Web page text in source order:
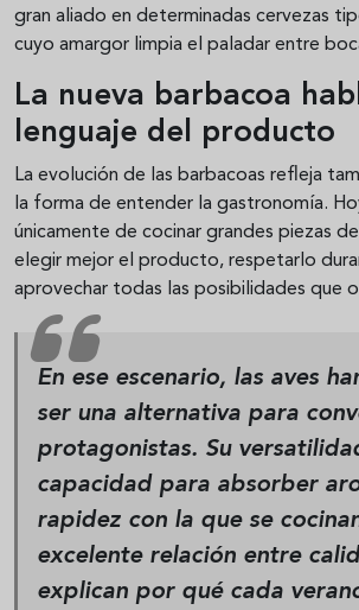
gran aliado en determinadas cervezas
cuyo amargor limpia el paladar entre
La nueva barbacoa
lenguaje del producto
La evolución de las barbacoas refleja
la forma de entender la gastronomía.
únicamente de cocinar grandes piezas
elegir mejor el producto, respetarlo
aprovechar todas las posibilidades que
En ese escenario, las aves
ser una alternativa para
protagonistas. Su
capacidad para absorber
rapidez con la que se
excelente relación entre
explican por qué cada